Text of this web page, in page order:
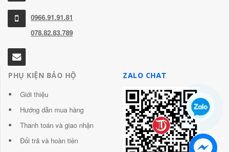
0966.91.91.81
078.82.83.789
PHỤ KIỆN BẢO HỘ
Giới thiệu
Hướng dẫn mua hàng
Thanh toán và giao nhận
Đổi trả và hoàn tiền
ZALO CHAT